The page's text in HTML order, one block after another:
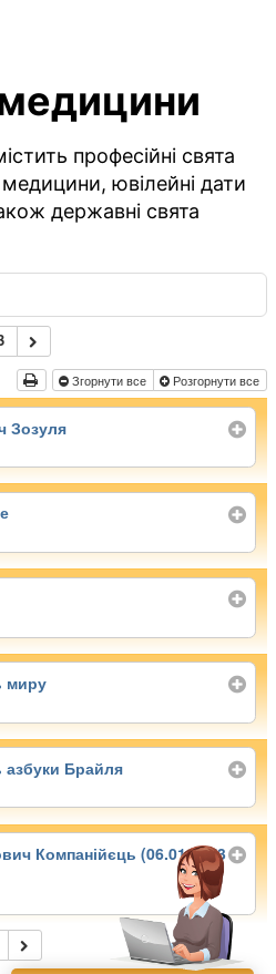
професійні свята
медицини, ювілейні дати
державні свята
Згорнути все Розгорнути все
Зозуля
миру
азбуки Брайля
Компанійєць (06.01.1873